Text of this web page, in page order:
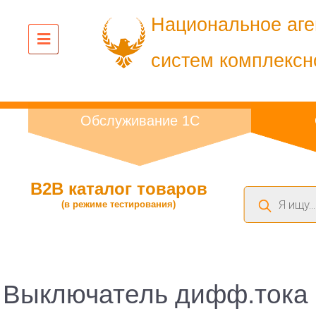
Национальное
систем
Обслуживание 1С
B2B каталог товаров
(в режиме тестирования)
Поиск
товаров
Выключатель